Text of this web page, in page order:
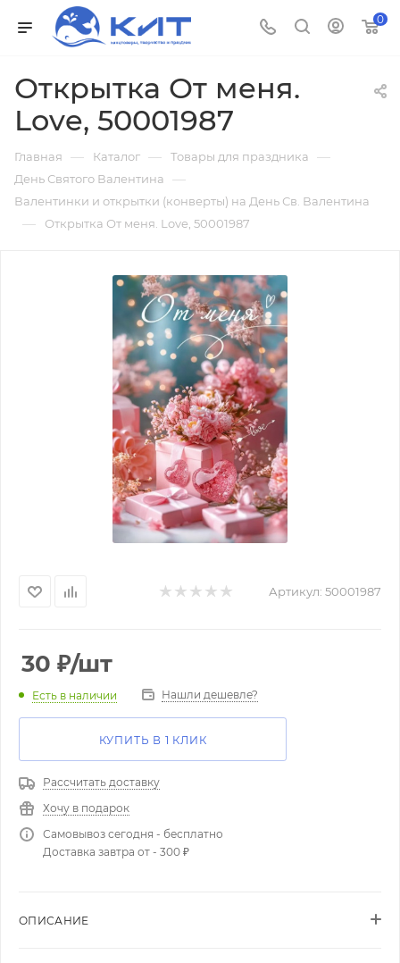
0
Открытка От меня.
Love, 50001987
Главная — Каталог — Товары для праздника —
День Святого Валентина —
Валентинки и открытки (конверты) на День Св. Валентина
— Открытка От меня. Love, 50001987
Артикул: 50001987
30 ₽/шт
Есть в наличии Нашли дешевле?
КУПИТЬ В 1 КЛИК
Рассчитать доставку
Хочу в подарок
Самовывоз сегодня - бесплатно
Доставка завтра от - 300 ₽
ОПИСАНИЕ